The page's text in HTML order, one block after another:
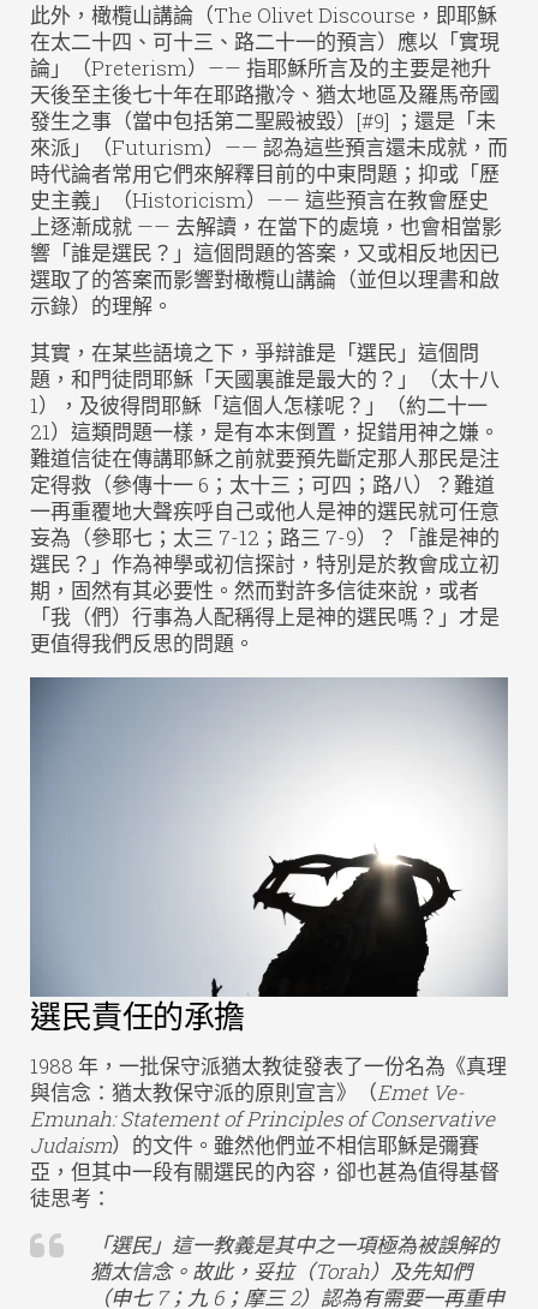
此外，橄欖山講論（The Olivet Discourse，即耶穌
在太二十四、可十三、路二十一的預言）應以「實現
論」（Preterism）—— 指耶穌所言及的主要是祂升
天後至主後七十年在耶路撒冷、猶太地區及羅馬帝國
發生之事（當中包括第二聖殿被毀）[#9] ；還是「未
來派」（Futurism）—— 認為這些預言還未成就，而
時代論者常用它們來解釋目前的中東問題；抑或「歷
史主義」（Historicism）—— 這些預言在教會歷史
上逐漸成就 —— 去解讀，在當下的處境，也會相當影
響「誰是選民？」這個問題的答案，又或相反地因已
選取了的答案而影響對橄欖山講論（並但以理書和啟
示錄）的理解。
其實，在某些語境之下，爭辯誰是「選民」這個問
題，和門徒問耶穌「天國裏誰是最大的？」（太十八
1），及彼得問耶穌「這個人怎樣呢？」（約二十一
21）這類問題一樣，是有本末倒置，捉錯用神之嫌。
難道信徒在傳講耶穌之前就要預先斷定那人那民是注
定得救（參傳十一 6；太十三；可四；路八）？難道
一再重覆地大聲疾呼自己或他人是神的選民就可任意
妄為（參耶七；太三 7-12；路三 7-9）？「誰是神的
選民？」作為神學或初信探討，特別是於教會成立初
期，固然有其必要性。然而對許多信徒來說，或者
「我（們）行事為人配稱得上是神的選民嗎？」才是
更值得我們反思的問題。
選民責任的承擔
1988 年，一批保守派猶太教徒發表了一份名為《真理
與信念：猶太教保守派的原則宣言》（Emet Ve-
Emunah: Statement of Principles of Conservative
Judaism）的文件。雖然他們並不相信耶穌是彌賽
亞，但其中一段有關選民的內容，卻也甚為值得基督
徒思考：
「選民」這一教義是其中之一項極為被誤解的
猶太信念。故此，妥拉（Torah）及先知們
（申七 7；九 6；摩三 2）認為有需要一再重申